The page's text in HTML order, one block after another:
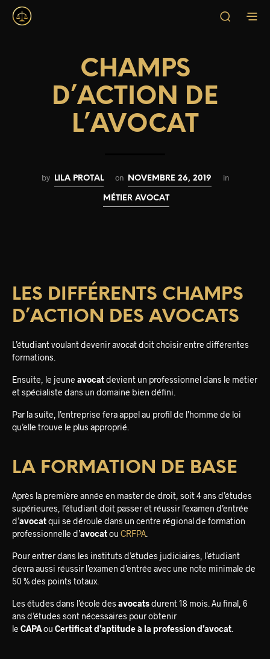
CHAMPS
D’ACTION DE
L’AVOCAT
by LILA PROTAL on NOVEMBRE 26, 2019 in
MÉTIER AVOCAT
LES DIFFÉRENTS CHAMPS
D’ACTION DES AVOCATS
L’étudiant voulant devenir avocat doit choisir entre différentes
formations.
Ensuite, le jeune avocatdevient un professionnel dans le métier
et spécialiste dans un domaine bien défini.
Par la suite, l’entreprise fera appel au profil de l’homme de loi
qu’elle trouve le plus approprié.
LA FORMATION DE BASE
Après la première année en master de droit, soit 4 ans d’études
supérieures, l’étudiant doit passer et réussir l’examen d’entrée
d’avocatqui se déroule dans un centre régional de formation
professionnelle d’avocatou CRFPA
Pour entrer dans les instituts d’études judiciaires, l’étudiant
devra aussi réussir l’examen d’entrée avec une note minimale de
50 % des points totaux.
Les études dans l’école desavocatsdurent 18 mois. Au final, 6
ans d’études sont nécessaires pour obtenir
le CAPAou Certificat d’aptitude à la profession d’avocat